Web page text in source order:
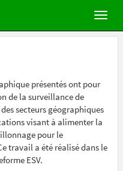
présentés ont pour
de la surveillance de
secteurs géographiques
visant à alimenter la
pour le
travail a été réalisé dans le
ESV.